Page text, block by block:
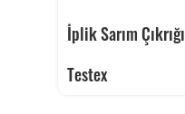
İplik Sarım Çıkrığı
Testex